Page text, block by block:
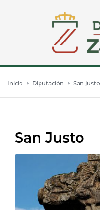
Inicio Diputación San Justo
San Justo